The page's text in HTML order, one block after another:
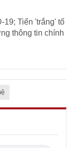
19; Tiến 'trắng' tố
thông tin chính